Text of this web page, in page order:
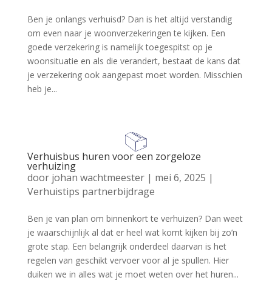
Ben je onlangs verhuisd? Dan is het altijd verstandig
om even naar je woonverzekeringen te kijken. Een
goede verzekering is namelijk toegespitst op je
woonsituatie en als die verandert, bestaat de kans dat
je verzekering ook aangepast moet worden. Misschien
heb je...
Verhuisbus huren voor een zorgeloze
verhuizing
door johan wachtmeester| mei 6, 2025 |
Verhuistips partnerbijdrage
Ben je van plan om binnenkort te verhuizen? Dan weet
je waarschijnlijk al dat er heel wat komt kijken bij zo’n
grote stap. Een belangrijk onderdeel daarvan is het
regelen van geschikt vervoer voor al je spullen. Hier
duiken we in alles wat je moet weten over het huren...